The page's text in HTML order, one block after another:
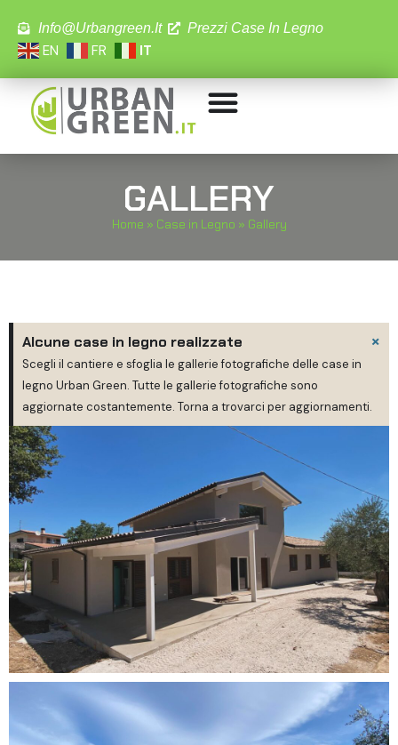
Info@urbangreen.it Prezzi Case In Legno
EN FR IT
GALLERY
Home » Case in Legno » Gallery
Alcune case in legno realizzate
Scegli il cantiere e sfoglia le gallerie fotografiche delle case in
legno Urban Green. Tutte le gallerie fotografiche sono
aggiornate costantemente. Torna a trovarci per aggiornamenti.
×